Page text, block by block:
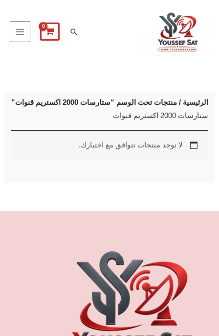
البحث
الرئيسية / منتجات تحت الوسم “ستارسات 2000 اكستريم قنوات”
ستارسات 2000 اكستريم قنوات
لا توجد منتجات تتوافق مع اختيارك.